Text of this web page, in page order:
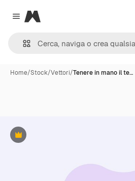
Close menu
Magnific
Home/Stock/Vettori/Tenere in mano il te…
Premium